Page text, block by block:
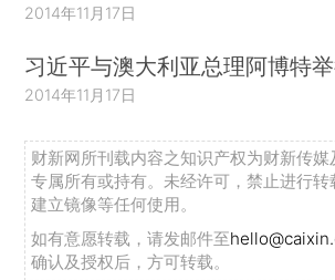
2014年11月17日
习近平与澳大利亚总理阿博特
2014年11月17日
财新网所刊载内容之知识产权为财新传媒
专属所有或持有。未经许可，禁止进行转
建立镜像等任何使用。
如有意愿转载，请发邮件至
确认及授权后，方可转载。